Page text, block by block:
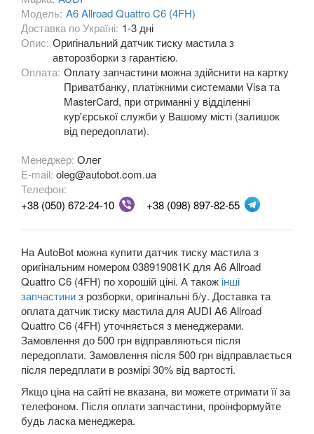
A5 II Sportback (F5A)
A6 C5 (4B)
A6 Allroad Quattro C5 (4BH)
A6 C6 (4F2, 4F5)
A6 Allroad Quattro C6 (4FH)
A6 C7 (4G2, 4G5)
A6 Allroad Quattro C7 (4GH)
A6 C8 (F2)
A7 I Sportback (4GA)
A7 II Sportback (4G8)
A8 D3 (4E2, 4E8)
A8 D4 (4H)
A8 D5 (5H)
e-tron
Модель: A6 Allroad Quattro C6 (4FH)
Доставка по Україні: 1-3 дні
Опис: Оригінальний датчик тиску мастила з
авторозборки з гарантією.
Оплата: Оплату запчастини можна здійснити на картку
Приватбанку, платіжними системами Visa та
MasterCard, при отриманні у відділенні
кур'єрської служби у Вашому місті (залишок
від передоплати).
Менеджер: Олег
E-mail: oleg@autobot.com.ua
Телефон:
+38 (050) 672-24-10
+38 (098) 897-82-55
На AutoBot можна купити датчик тиску мастила з
оригінальним номером 038919081K для A6 Allroad
Quattro C6 (4FH) по хорошій ціні. А також інші
запчастиниз розборки, оригінальні б/у. Доставка та
оплата датчик тиску мастила для AUDI A6 Allroad
Quattro C6 (4FH) уточняється з менеджерами.
Замовлення до 500 грн відправляються після
передоплати. Замовлення після 500 грн відправлається
після передплати в розмірі 30% від вартості.
Якщо ціна на сайті не вказана, ви можете отримати її за
телефоном. Після оплати запчастини, проінформуйте
будь ласка менеджера.